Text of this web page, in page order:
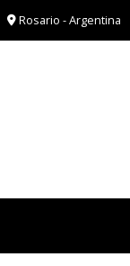
Rosario - Argentina